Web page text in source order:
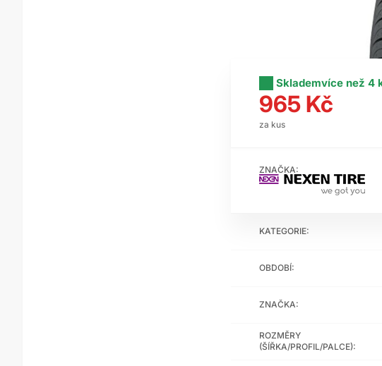
KATEGORIE:
OBDOBÍ:
ZNAČKA:
ROZMĚRY
(ŠÍŘKA/PROFIL/PALCE):
Sklademvíce než 4
965 Kč
za kus
ZNAČKA: